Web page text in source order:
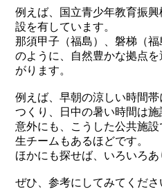
例えば、国立青少年教育振
設を有しています。
那須甲子（福島）、磐梯（福
のように、自然豊かな拠点
がります。
例えば、早朝の涼しい時間
つくり、日中の暑い時間は施
意外にも、こうした公共施
生チームもあるほどです。
ほかにも探せば、いろいろあ
ぜひ、参考にしてみてくださ